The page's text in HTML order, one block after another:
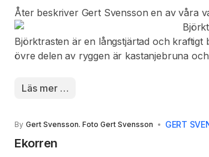
Åter beskriver Gert Svensson en av våra
Björktrasten är en långstjärtad och
övre delen av ryggen är kastanjebruna
näbben som är gulorange med en grå
Läs mer …
By Gert Svensson. Foto Gert Svensson GERT
Ekorren